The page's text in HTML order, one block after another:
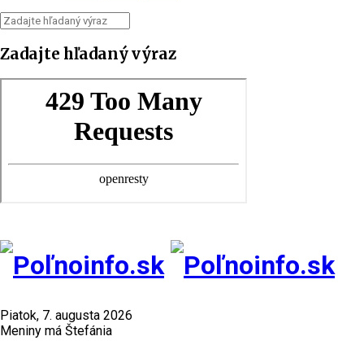
Zadajte hľadaný výraz
Piatok, 7. augusta 2026
Meniny má Štefánia